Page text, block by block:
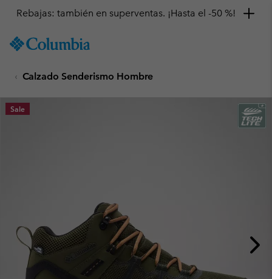
TO
SKIP
MAIN
NAV
Rebajas: también en superventas. ¡Hasta el -50 %!
Calzado Senderismo Hombre
Sale